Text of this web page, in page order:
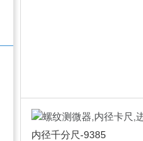
内径千分尺-9385